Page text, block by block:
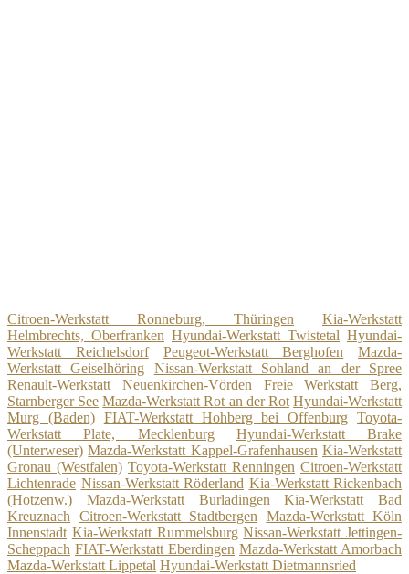
Citroen-Werkstatt Ronneburg, Thüringen
Kia-Werkstatt
Helmbrechts, Oberfranken Hyundai-Werkstatt Twistetal Hyundai-
Werkstatt Reichelsdorf
Peugeot-Werkstatt Berghofen
Mazda-
Werkstatt Geiselhöring
Nissan-Werkstatt Sohland an der Spree
Renault-Werkstatt Neuenkirchen-Vörden
Freie Werkstatt Berg,
Starnberger See Mazda-Werkstatt Rot an der Rot Hyundai-Werkstatt
Murg (Baden) FIAT-Werkstatt Hohberg bei Offenburg Toyota-
Werkstatt Plate, Mecklenburg
Hyundai-Werkstatt Brake
(Unterweser) Mazda-Werkstatt Kappel-Grafenhausen Kia-Werkstatt
Gronau (Westfalen) Toyota-Werkstatt Renningen Citroen-Werkstatt
Lichtenrade Nissan-Werkstatt Röderland Kia-Werkstatt Rickenbach
(Hotzenw.)
Mazda-Werkstatt Burladingen
Kia-Werkstatt Bad
Kreuznach
Citroen-Werkstatt Stadtbergen
Mazda-Werkstatt Köln
Innenstadt Kia-Werkstatt Rummelsburg Nissan-Werkstatt Jettingen-
Scheppach FIAT-Werkstatt Eberdingen Mazda-Werkstatt Amorbach
Mazda-Werkstatt Lippetal Hyundai-Werkstatt Dietmannsried